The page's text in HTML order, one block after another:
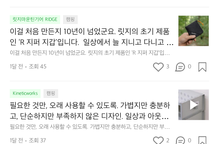
의
휴
식
에
도
이
중
인
차
안
서
☺️
미
니
미
멀
👌🏼
릿지마운틴기어 RIDGE 캠핑
이걸 처음 만든지 10년이 넘었군요. 릿지의 초기 제품
인 ‘R 지퍼 지갑’입니다.  일상에서 늘 지니고 다니고 싶
어지는 물건에는 크기, 무게, 형태, 색감 사이의 아주 미
묘한 밸런스가 존재합니다.  예를 들자면 일에 집중하
느라 책상 위 가장자리에 대충 걸쳐 놓아도 시야에 걸
는 균형감에서 출발했습니다.  그중에서도 슬림함에 철
저히 집착했습니다. 튼튼한 내구도와 넉넉한 수납력을
해치치 않는 선에서, 가장 가볍고 얇게 설계했습니다.
이 디자인과 사용감은, 꼭 직접 손으로 만져보며 경험
해 보시기를 바랍니다.
이걸 처음 만든지 10년이 넘었군요. 릿지의 초기 제품인 ‘R 지퍼 지갑’입니
다.  일상에서 늘 지니고 다니고 싶어지는 물건에는 크기, 무게, 형태, 색감
사이의 아주 미묘한 밸런스가 존재합니다.  예를 들자면 일에 집중하느라 책
철저히 집착했습니다. 튼튼한 내구도와 넉넉한 수납력을 해치치 않는 선에
서, 가장 가볍고 얇게 설계했습니다.  이 디자인과 사용감은, 꼭 직접 손으로
만져보며 경험해 보시기를 바랍니다.
이
걸
처
음
든
0
년
이
넘
군
1달 전 조회 45 3 0
Kineticworks 캠핑
필요한 것만, 오래 사용할 수 있도록. 가볍지만 충분하
고, 단순하지만 부족하지 않은 디자인. 일상과 아웃도
어의 경계를 자연스럽게 이어주는 RIDGE MOUNTAIN
GEAR. 키네틱웍스에서 만나보세요.
필요한 것만, 오래 사용할 수 있도록. 가볍지만 충분하고, 단순하지만 부족하
지 않은 디자인. 일상과 아웃도어의 경계를 자연스럽게 이어주는 RIDGE M
필
요
한
것
오
1달 전 조회 37 2 0